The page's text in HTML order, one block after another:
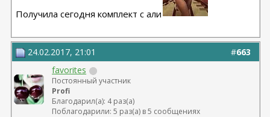
Получила сегодня комплект с али
#663
24.02.2017, 21:01
favorites
Постоянный участник
Profi
Благодарил(а): 4 раз(а)
Поблагодарили: 5 раз(а) в 5 сообщениях